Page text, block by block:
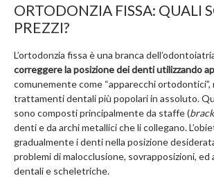
ORTODONZIA FISSA: QUALI
PREZZI?
L’ortodonzia fissa è una branca
correggere la posizione dei denti utilizzando
comunemente come “apparecchi
trattamenti dentali più popolari in assoluto.
sono composti principalmente da staffe (
denti e da archi metallici che li collegano.
gradualmente i denti nella posizione
problemi di malocclusione, sovrapposizioni,
dentali e scheletriche.